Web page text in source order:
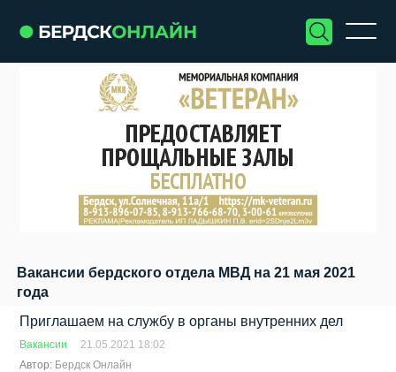
Вакансии бердского отдела МВД на 21 мая 2021
года
Приглашаем на службу в органы внутренних дел
Вакансии
21.05.2021 18:02
Автор: Бердск Онлайн